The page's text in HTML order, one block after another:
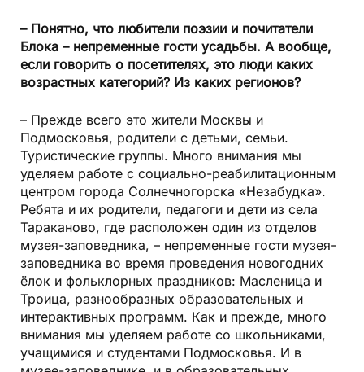
– Понятно, что любители поэзии и почитатели
Блока – непременные гости усадьбы. А вообще,
если говорить о посетителях, это люди каких
возрастных категорий? Из каких регионов?
– Прежде всего это жители Москвы и
Подмосковья, родители с детьми, семьи.
Туристические группы. Много внимания мы
уделяем работе с социально-реабилитационным
центром города Солнечногорска «Незабудка».
Ребята и их родители, педагоги и дети из села
Тараканово, где расположен один из отделов
музея-заповедника, – непременные гости музея-
заповедника во время проведения новогодних
ёлок и фольклорных праздников: Масленица и
Троица, разнообразных образовательных и
интерактивных программ. Как и прежде, много
внимания мы уделяем работе со школьниками,
учащимися и студентами Подмосковья. И в